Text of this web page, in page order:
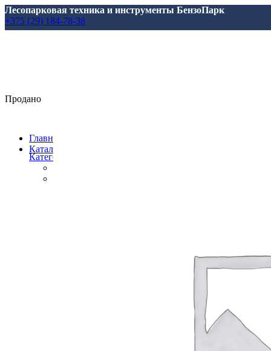
Лесопарковая техника и инструменты БензоПарк
+375 (29) 184-78-38
Главная
Каталог
Категории
для Мотоблоков и Культиваторов
Продано